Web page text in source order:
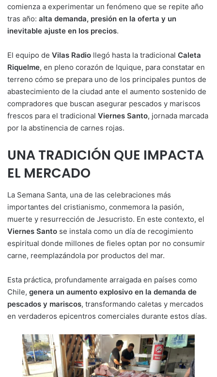
comienza a experimentar un fenómeno que se repite año
tras año: alta demanda, presión en la oferta y un
inevitable ajuste en los precios.
El equipo de Vilas Radio llegó hasta la tradicional Caleta
Riquelme, en pleno corazón de Iquique, para constatar en
terreno cómo se prepara uno de los principales puntos de
abastecimiento de la ciudad ante el aumento sostenido de
compradores que buscan asegurar pescados y mariscos
frescos para el tradicional Viernes Santo, jornada marcada
por la abstinencia de carnes rojas.
UNA TRADICIÓN QUE IMPACTA
EL MERCADO
La Semana Santa, una de las celebraciones más
importantes del cristianismo, conmemora la pasión,
muerte y resurrección de Jesucristo. En este contexto, el
Viernes Santo se instala como un día de recogimiento
espiritual donde millones de fieles optan por no consumir
carne, reemplazándola por productos del mar.
Esta práctica, profundamente arraigada en países como
Chile, genera un aumento explosivo en la demanda de
pescados y mariscos, transformando caletas y mercados
en verdaderos epicentros comerciales durante estos días.